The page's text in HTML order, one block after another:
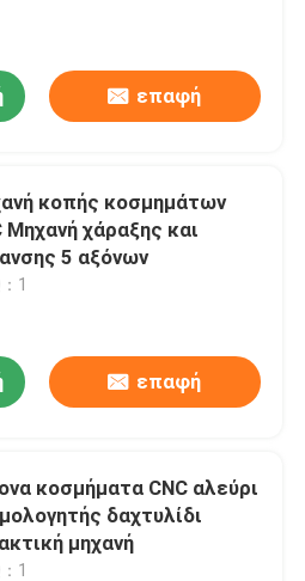
CNC Milling Machine
επαφή
κοπής κοσμημάτων
5 αξόνων
1
επαφή
κοσμήματα CNC αλεύρι
δαχτυλίδι
μηχανή
1